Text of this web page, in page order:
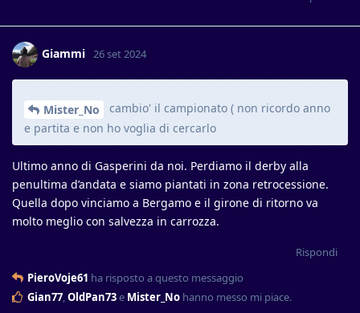
Giammi 26 set 2024
Mister_No
cambio' il campionato ( non ricordo anno
e partita e non ho voglia di cercarlo
Ultimo anno di Gasperini da noi. Perdiamo il derby alla
penultima d’andata e siamo piantati in zona retrocessione.
Quella dopo vinciamo a Bergamo e il girone di ritorno va
molto meglio con salvezza in carrozza.
Rispondi
PieroVoje61 ha risposto a questo messaggio
Gian77,OldPan73e Mister_No hanno messo mi piace.